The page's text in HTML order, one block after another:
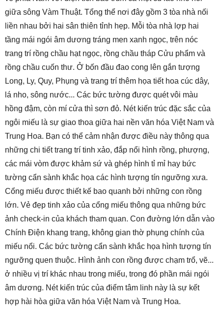
giữa sông Vàm Thuật. Tổng thể nơi đây gồm 3 tòa nhà nối
liền nhau bởi hai sân thiên tỉnh hẹp. Mỗi tòa nhà lợp hai
tầng mái ngói âm dương tráng men xanh ngọc, trên nóc
trang trí rồng chầu hạt ngọc, rồng chầu tháp Cửu phẩm và
rồng chầu cuốn thư. Ở bốn đầu đao cong lên gắn tượng
Long, Ly, Quy, Phụng và trang trí thêm họa tiết hoa cúc dây,
lá nho, sông nước... Các bức tường được quét vôi màu
hồng đậm, còn mí cửa thì sơn đỏ. Nét kiến trúc đặc sắc của
ngôi miếu là sự giao thoa giữa hai nền văn hóa Việt Nam và
Trung Hoa. Bạn có thể cảm nhận được điều này thông qua
những chi tiết trang trí tinh xảo, đắp nổi hình rồng, phượng,
các mái vòm được khảm sứ và ghép hình tỉ mỉ hay bức
tường cẩn sành khắc họa các hình tượng tín ngưỡng xưa.
Cổng miếu được thiết kế bao quanh bởi những con rồng
lớn. Vẻ đẹp tinh xảo của cổng miếu thông qua những bức
ảnh check-in của khách tham quan. Con đường lớn dẫn vào
Chính Điện khang trang, không gian thờ phụng chính của
miếu nổi. Các bức tường cẩn sành khắc họa hình tượng tín
ngưỡng quen thuộc. Hình ảnh con rồng được chạm trổ, vẽ...
ở nhiều vị trí khác nhau trong miếu, trong đó phần mái ngói
âm dương. Nét kiến trúc của điểm tâm linh này là sự kết
hợp hài hòa giữa văn hóa Việt Nam và Trung Hoa.